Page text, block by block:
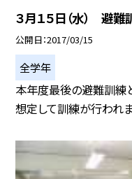
３月１５日（水） 避難
公開日 2017/03/15
全学年
本年度最後の避難訓練
想定して訓練が行われま